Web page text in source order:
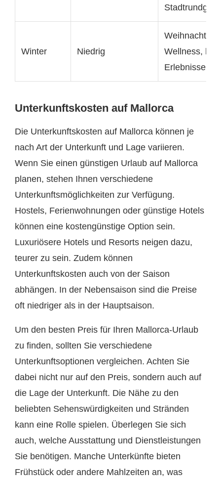
Winter Niedrig
Wellness,
Erlebnisse
Unterkunftskosten auf Mallorca
Die Unterkunftskosten auf Mallorca können je
nach Art der Unterkunft und Lage variieren.
Wenn Sie einen günstigen Urlaub auf Mallorca
planen, stehen Ihnen verschiedene
Unterkunftsmöglichkeiten zur Verfügung.
Hostels, Ferienwohnungen oder günstige Hotels
können eine kostengünstige Option sein.
Luxuriösere Hotels und Resorts neigen dazu,
teurer zu sein. Zudem können
Unterkunftskosten auch von der Saison
abhängen. In der Nebensaison sind die Preise
oft niedriger als in der Hauptsaison.
Um den besten Preis für Ihren Mallorca-Urlaub
zu finden, sollten Sie verschiedene
Unterkunftsoptionen vergleichen. Achten Sie
dabei nicht nur auf den Preis, sondern auch auf
die Lage der Unterkunft. Die Nähe zu den
beliebten Sehenswürdigkeiten und Stränden
kann eine Rolle spielen. Überlegen Sie sich
auch, welche Ausstattung und Dienstleistungen
Sie benötigen. Manche Unterkünfte bieten
Frühstück oder andere Mahlzeiten an, was